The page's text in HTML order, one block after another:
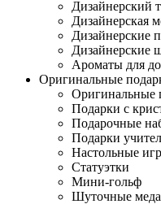
Дизайнерский
Дизайнерская
Дизайнерские
Дизайнерские
Ароматы для
Оригинальные
Оригинальные
Подарки с
Подарочные
Подарки
Настольные
Статуэтки
Мини-гольф
Шуточные